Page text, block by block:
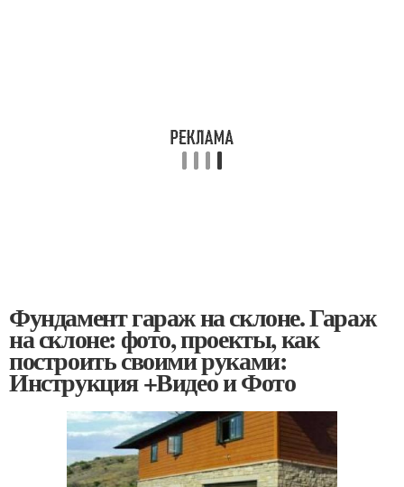
Фундамент гараж на склоне. Гараж
на склоне: фото, проекты, как
построить своими руками:
Инструкция +Видео и Фото